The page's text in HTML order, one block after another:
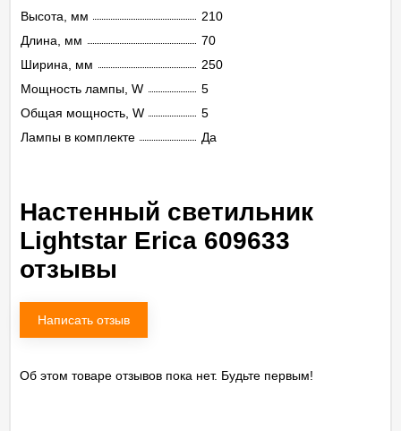
Высота, мм
210
Длина, мм
70
Ширина, мм
250
Мощность лампы, W
5
Общая мощность, W
5
Лампы в комплекте
Да
Настенный светильник
Lightstar Erica 609633
отзывы
Написать отзыв
Об этом товаре отзывов пока нет. Будьте первым!